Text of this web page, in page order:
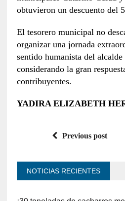
obtuvieron un descuento del
El tesorero municipal no
organizar una jornada
sentido humanista del
considerando la gran
contribuyentes.
YADIRA ELIZABETH
Previous post
NOTICIAS RECIENTES